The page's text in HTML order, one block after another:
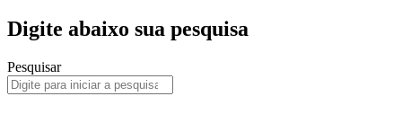
Digite abaixo sua pesquisa
Pesquisar